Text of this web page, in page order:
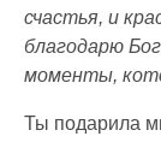
счастья, и
благодарю
моменты,
Ты подарила